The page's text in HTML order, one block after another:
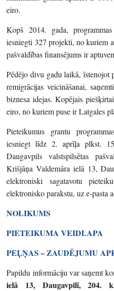
eiro.
Kopš 2014. gada,
iesniegti 327 projekti, no kuriem
pašvaldības finansējums ir
Pēdējo divu gadu laikā, īstenojot
remigrācijas veicināšanai,
biznesa idejas. Kopējais
eiro, no kuriem puse ir Latgales
Pieteikumus grantu
iesniegt līdz 2. aprīļa plkst.
Daugavpils valstspilsētas
Krišjāņa Valdemāra ielā 13,
elektroniski sagatavotu
elektronisko parakstu, uz e-pasta
NOLIKUMS
PIETEIKUMA VEIDLAPA
PEĻŅAS – ZAUDĒJUMU
Papildu informāciju var saņemt
ielā 13, Daugavpilī, 204.